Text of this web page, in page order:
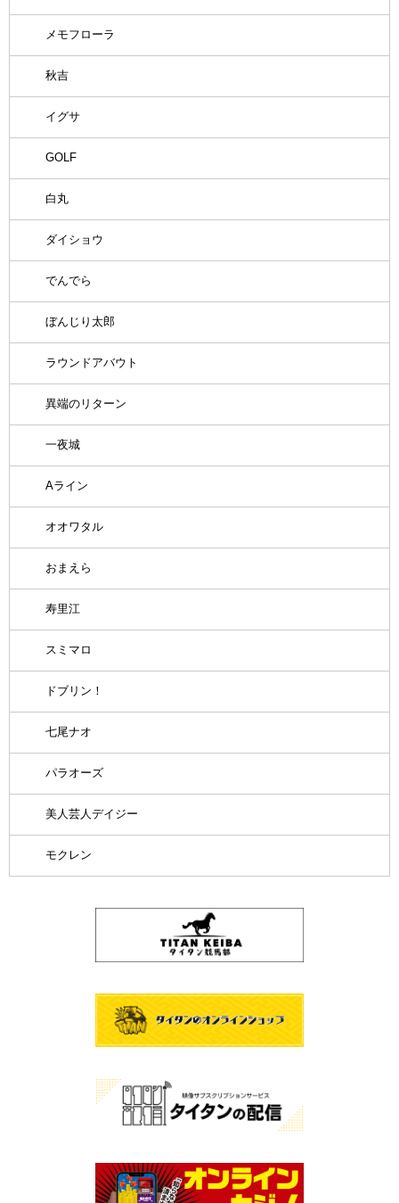
メモフローラ
秋吉
イグサ
GOLF
白丸
ダイショウ
でんでら
ぼんじり太郎
ラウンドアバウト
異端のリターン
一夜城
Aライン
オオワタル
おまえら
寿里江
スミマロ
ドブリン！
七尾ナオ
パラオーズ
美人芸人デイジー
モクレン